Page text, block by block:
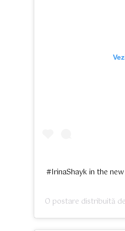
#IrinaShayk in the
O postare distribuită de